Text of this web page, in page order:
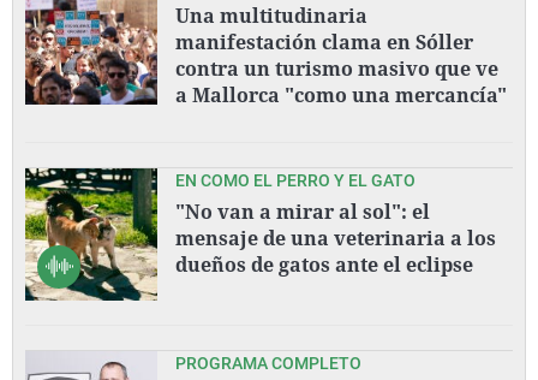
Una multitudinaria
manifestación clama en Sóller
contra un turismo masivo que ve
a Mallorca "como una mercancía"
EN COMO EL PERRO Y EL GATO
"No van a mirar al sol": el
mensaje de una veterinaria a los
dueños de gatos ante el eclipse
PROGRAMA COMPLETO